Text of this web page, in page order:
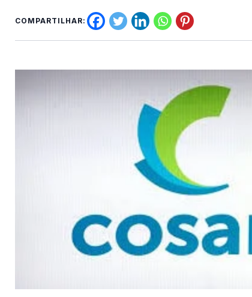
COMPARTILHAR: